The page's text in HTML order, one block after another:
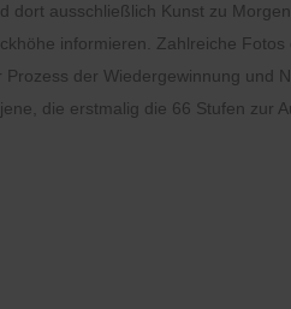
dort ausschließlich Kunst zu
informieren. Zahlreiche
der Wiedergewinnung und
die erstmalig die 66 Stufen